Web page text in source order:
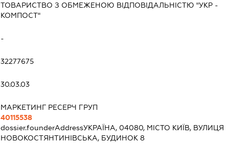
ТОВАРИСТВО З ОБМЕЖЕНОЮ ВІДПОВІДАЛЬНІСТЮ "УКР -
КОМПОСТ"
-
32277675
30.03.03
МАРКЕТИНГ РЕСЕРЧ ГРУП
40115538
dossier.founderAddressУКРАЇНА, 04080, МІСТО КИЇВ, ВУЛИЦЯ
НОВОКОСТЯНТИНІВСЬКА, БУДИНОК 8